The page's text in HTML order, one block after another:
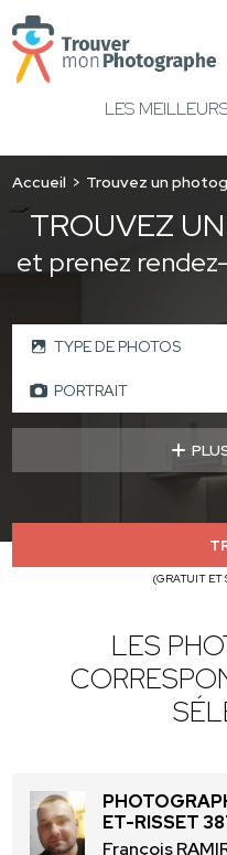
LES
Accueil Trouvez un
TROUVEZ
et prenez
(GRATUIT ET
LES
ET-RISSET
François